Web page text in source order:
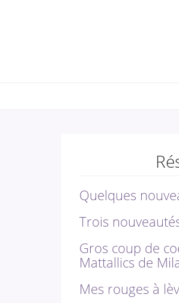
Quelques
Trois
Gros coup de
Mattallics de
Mes rouges à